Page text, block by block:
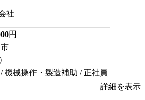
社
円
機械操作・製造補助 / 正社員
詳細を表示